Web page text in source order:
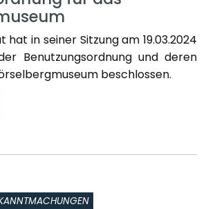
hat in seiner Sitzung am 19.03.2024
Benutzungsordnung und deren
beschlossen.